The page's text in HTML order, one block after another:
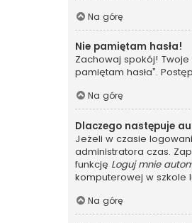
Na górę
Nie pamiętam hasła!
Zachowaj spokój!
pamiętam hasła”.
Na górę
Dlaczego następuje
Jeżeli w czasie
administratora czas.
funkcję Loguj mnie
komputerowej w szkole
Na górę